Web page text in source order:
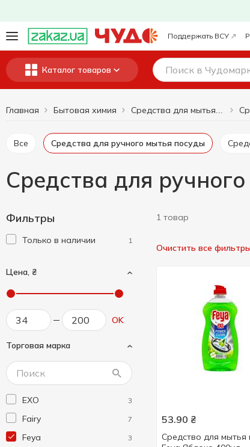
Поддержать ВСУ
Каталог товаров
Главная Бытовая химия
Все Средства для ручного мытья посуды
Средства для
Фильтры
Только в наличии 1
Цена, ₴
OK
Торговая марка
EXO 3
Fairy 7
Feya 3
1 товар
Очистить все
53.90 ₴
Средство для мытья